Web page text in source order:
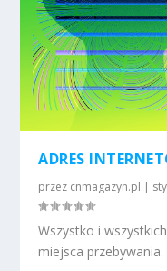
ADRES
przez cnmagazyn.pl |
Wszystko i
miejsca